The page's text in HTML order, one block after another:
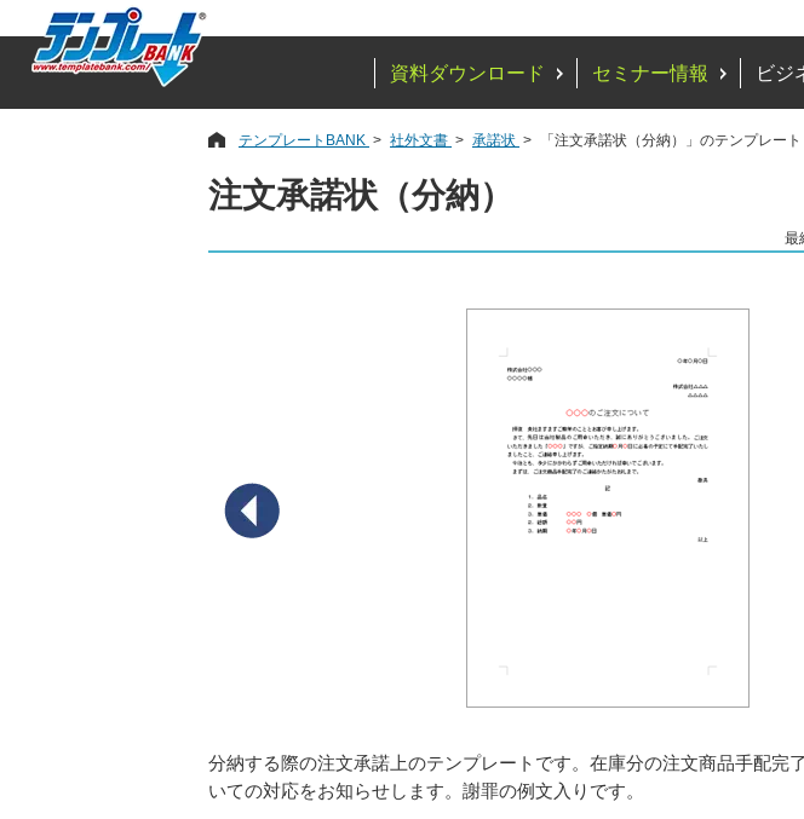
資料ダウンロード セミナー情報 ビジ
テンプレートBANK 社外文書 承諾状 「注文承諾状（分納）」のテンプレー
注文承諾状（分納）
最
分納する際の注文承諾上のテンプレートです。在庫分の注文商品手配完
いての対応をお知らせします。謝罪の例文入りです。